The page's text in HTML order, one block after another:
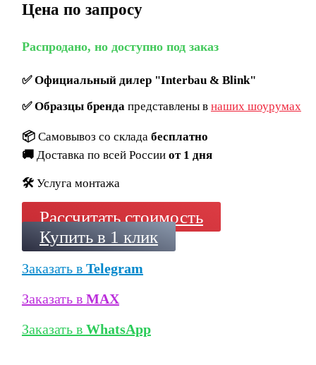
Цена по запросу
Распродано, но доступно под заказ
✅Официальный дилер "Interbau & Blink"
✅Образцы брендапредставлены в наших шоурумах
📦 Самовывоз со склада бесплатно
🚚 Доставка по всей России от 1 дня
🛠️ Услуга монтажа
Рассчитать стоимость
Купить в 1 клик
Заказать в Telegram
Заказать в MAX
Заказать в WhatsApp